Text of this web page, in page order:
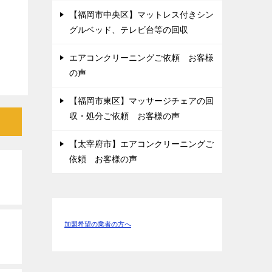
【福岡市中央区】マットレス付きシン
グルベッド、テレビ台等の回収
エアコンクリーニングご依頼 お客様
の声
【福岡市東区】マッサージチェアの回
収・処分ご依頼 お客様の声
【太宰府市】エアコンクリーニングご
依頼 お客様の声
加盟希望の業者の方へ